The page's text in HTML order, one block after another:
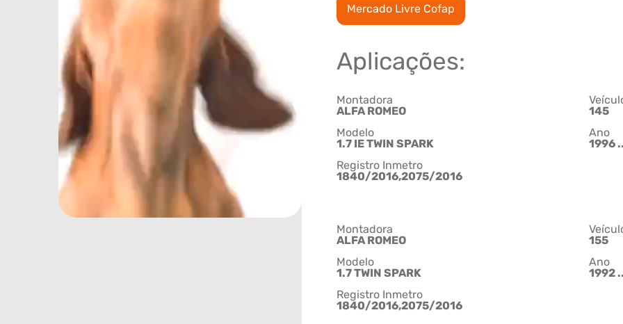
Mercado Livre Cofap
Aplicações:
Montadora
ALFA ROMEO
145
Modelo
1.7 IE TWIN SPARK
Ano
1996
Registro Inmetro
1840/2016,2075/2016
Montadora
ALFA ROMEO
155
Modelo
1.7 TWIN SPARK
Ano
1992
Registro Inmetro
1840/2016,2075/2016